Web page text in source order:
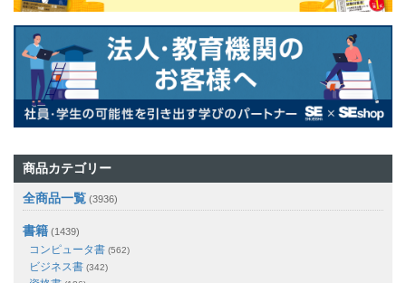
商品カテゴリー
全商品一覧 (3936)
書籍 (1439)
コンピュータ書 (562)
ビジネス書 (342)